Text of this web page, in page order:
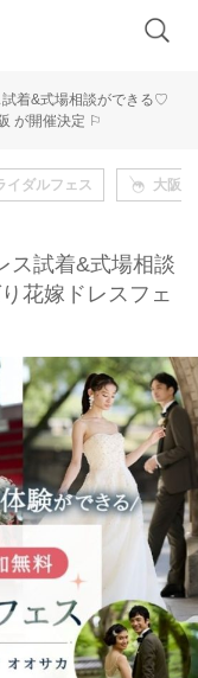
試着&式場相談ができる♡
が開催決定 ⚐
イダルフェス 大阪
ス試着&式場相談
花嫁ドレスフェ